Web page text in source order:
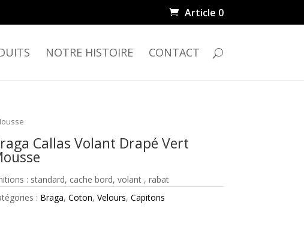
Article 0
NOTRE HISTOIRE CONTACT
Callas Volant Drapé Vert
: standard, cache bord, volant , rabat
: Braga, Coton, Velours, Capitons